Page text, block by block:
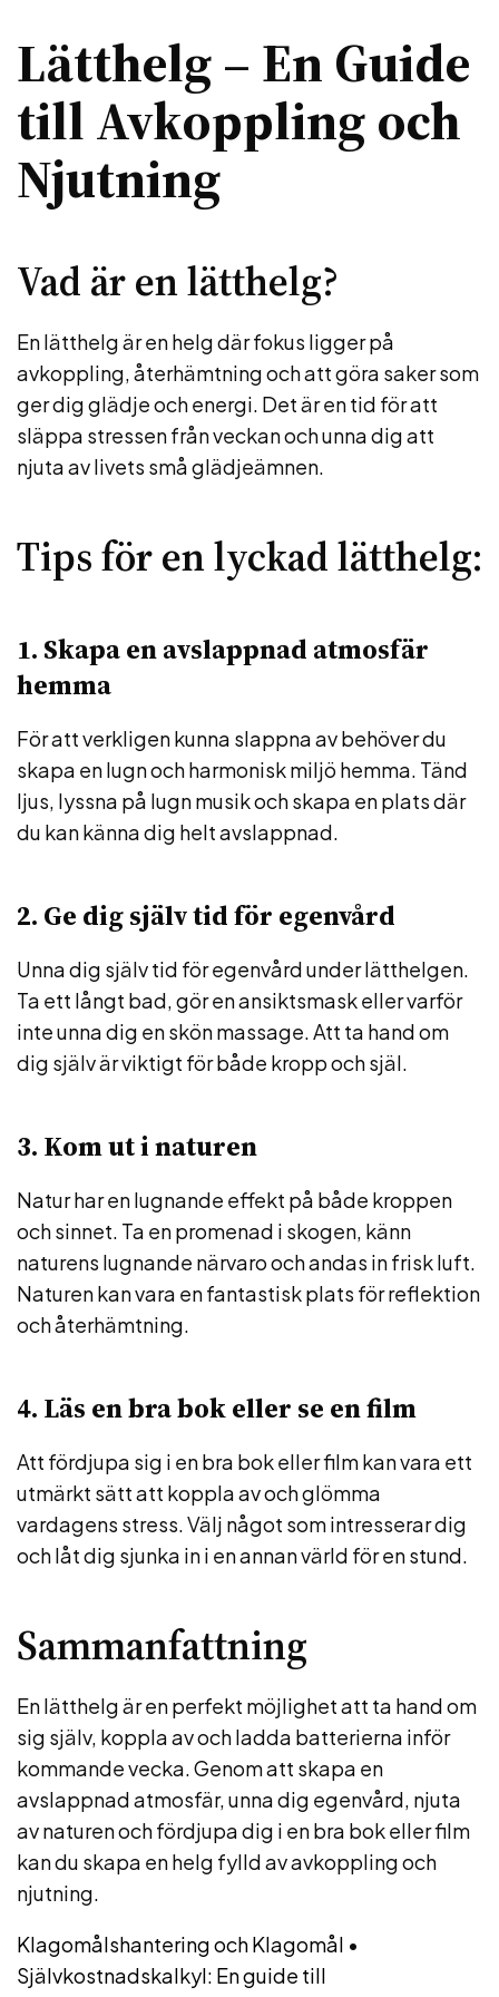
Lätthelg – En Guide
till Avkoppling och
Njutning
Vad är en lätthelg?
En lätthelg är en helg där fokus ligger på
avkoppling, återhämtning och att göra saker som
ger dig glädje och energi. Det är en tid för att
släppa stressen från veckan och unna dig att
njuta av livets små glädjeämnen.
Tips för en lyckad lätthelg:
1. Skapa en avslappnad atmosfär
hemma
För att verkligen kunna slappna av behöver du
skapa en lugn och harmonisk miljö hemma. Tänd
ljus, lyssna på lugn musik och skapa en plats där
du kan känna dig helt avslappnad.
2. Ge dig själv tid för egenvård
Unna dig själv tid för egenvård under lätthelgen.
Ta ett långt bad, gör en ansiktsmask eller varför
inte unna dig en skön massage. Att ta hand om
dig själv är viktigt för både kropp och själ.
3. Kom ut i naturen
Natur har en lugnande effekt på både kroppen
och sinnet. Ta en promenad i skogen, känn
naturens lugnande närvaro och andas in frisk luft.
Naturen kan vara en fantastisk plats för reflektion
och återhämtning.
4. Läs en bra bok eller se en film
Att fördjupa sig i en bra bok eller film kan vara ett
utmärkt sätt att koppla av och glömma
vardagens stress. Välj något som intresserar dig
och låt dig sjunka in i en annan värld för en stund.
Sammanfattning
En lätthelg är en perfekt möjlighet att ta hand om
sig själv, koppla av och ladda batterierna inför
kommande vecka. Genom att skapa en
avslappnad atmosfär, unna dig egenvård, njuta
av naturen och fördjupa dig i en bra bok eller film
kan du skapa en helg fylld av avkoppling och
njutning.
Klagomålshantering och Klagomål •
Självkostnadskalkyl: En guide till